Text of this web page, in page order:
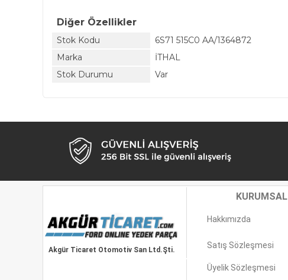
Diğer Özellikler
Stok Kodu
6S71 515C0 AA/1364872
Marka
İTHAL
Stok Durumu
Var
Akgür Ticaret Otomotiv San Ltd.Şti.
KURUMSAL
Hakkımızda
Satış Sözleşmesi
Üyelik Sözleşmesi